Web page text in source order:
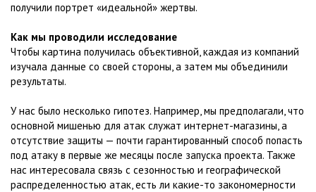
получили портрет «идеальной» жертвы.
Как мы проводили исследование
Чтобы картина получилась объективной, каждая из компаний
изучала данные со своей стороны, а затем мы объединили
результаты.
У нас было несколько гипотез. Например, мы предполагали, что
основной мишенью для атак служат интернет-магазины, а
отсутствие защиты — почти гарантированный способ попасть
под атаку в первые же месяцы после запуска проекта. Также
нас интересовала связь с сезонностью и географической
распределенностью атак, есть ли какие-то закономерности